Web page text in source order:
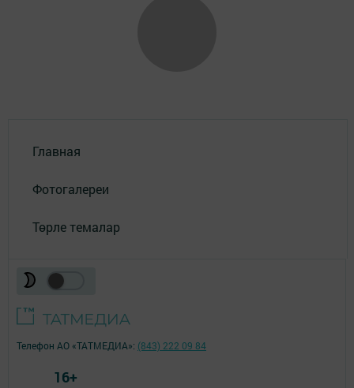
Главная
Фотогалереи
Төрле темалар
Телефон АО «ТАТМЕДИА»: (843) 222 09 84
16+